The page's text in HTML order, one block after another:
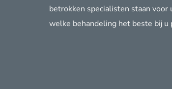
betrokken specialisten staan voor
welke behandeling het beste bij u